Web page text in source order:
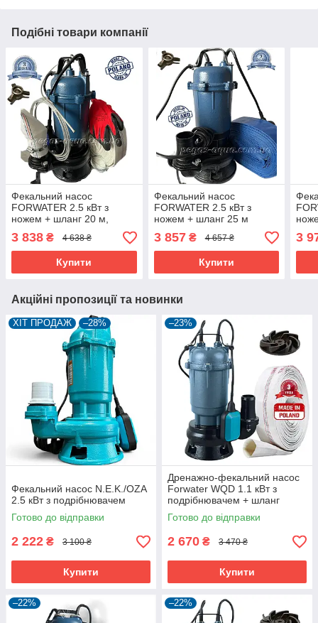
Подібні товари компанії
Фекальний насос
FORWATER 2.5 кВт з
ножем + шланг 20 м,
металевий трос, зажими,
хомут, рукавиці гарантія 3
роки
3 838 ₴ 4 638 ₴
Купити
Фекальний насос
FORWATER 2.5 кВт з
ножем + шланг 25 м
(комплект) гарантія 3 роки
3 857₴ 4 657 ₴
Купити
3
Акційні пропозиції та новинки
ХІТ ПРОДАЖ –28%
Фекальний насос N.E.K./OZA
2.5 кВт з подрібнювачем
Готово до відправки
2 222 ₴ 3 100 ₴
Купити
–23%
Дренажно-фекальний насос
Forwater WQD 1.1 кВт з
подрібнювачем + шланг
10м(або20м)
Готово до відправки
2 670 ₴ 3 470 ₴
Купити
–22% –22%